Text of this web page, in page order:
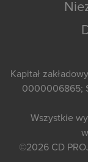
Kapitał
0000006865;
Wszystkie
©2026 CD